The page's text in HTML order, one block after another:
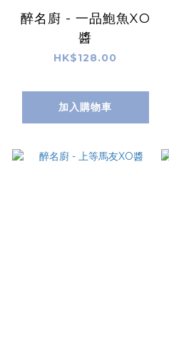
醉名廚 - 一品鮑魚XO
醬
HK$128.00
加入購物車